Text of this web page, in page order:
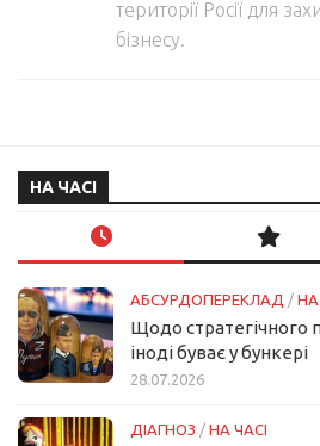
території Росії для
бізнесу.
НА ЧАСІ
АБСУРДОПЕРЕКЛАД / НА
Щодо стратегічного
іноді буває у бункері
28.07.2026
ДІАГНОЗ / НА ЧАСІ